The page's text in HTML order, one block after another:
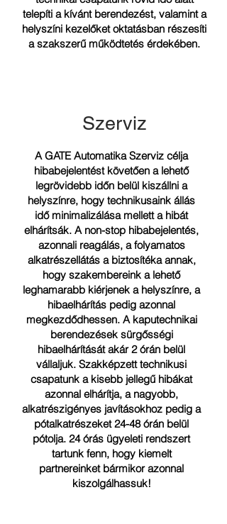
telepíti a kívánt berendezést, valamint a
helyszíni kezelőket oktatásban részesíti
a szakszerű működtetés érdekében.
Szerviz
A GATE Automatika Szerviz célja
hibabejelentést követően a lehető
legrövidebb időn belül kiszállni a
helyszínre, hogy technikusaink állás
idő minimalizálása mellett a hibát
elhárítsák. A non-stop hibabejelentés,
azonnali reagálás, a folyamatos
alkatrészellátás a biztosítéka annak,
hogy szakembereink a lehető
leghamarabb kiérjenek a helyszínre, a
hibaelhárítás pedig azonnal
megkezdődhessen. A kaputechnikai
berendezések sürgősségi
hibaelhárítását akár 2 órán belül
vállaljuk. Szakképzett technikusi
csapatunk a kisebb jellegű hibákat
azonnal elhárítja, a nagyobb,
alkatrészigényes javításokhoz pedig a
pótalkatrészeket 24-48 órán belül
pótolja. 24 órás ügyeleti rendszert
tartunk fenn, hogy kiemelt
partnereinket bármikor azonnal
kiszolgálhassuk!